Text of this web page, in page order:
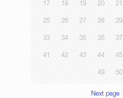
17 18 19 20 21
25 26 27 28 29
33 34 35 36 37
41 42 43 44 45
49 50
Next page